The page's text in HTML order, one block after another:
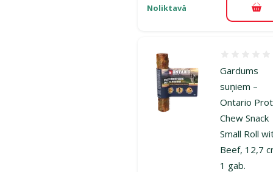
Noliktavā
Gardums
suņiem –
Ontario
Chew Snack
Small Roll
Beef, 12,7
1 gab.